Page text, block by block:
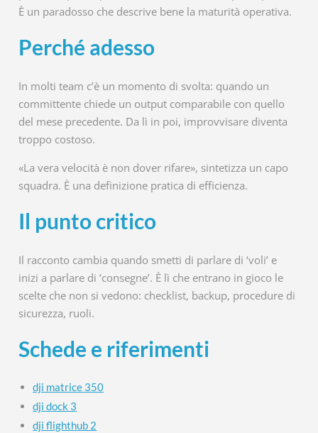
È un paradosso che descrive bene la maturità operativa.
Perché adesso
In molti team c’è un momento di svolta: quando un
committente chiede un output comparabile con quello
del mese precedente. Da lì in poi, improvvisare diventa
troppo costoso.
«La vera velocità è non dover rifare», sintetizza un capo
squadra. È una definizione pratica di efficienza.
Il punto critico
Il racconto cambia quando smetti di parlare di ‘voli’ e
inizi a parlare di ‘consegne’. È lì che entrano in gioco le
scelte che non si vedono: checklist, backup, procedure di
sicurezza, ruoli.
Schede e riferimenti
dji matrice 350
dji dock 3
dji flighthub 2